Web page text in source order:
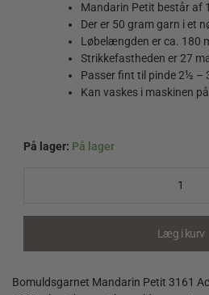
Mandarin Petit består af
Der er 50 gram garn i et
Løbelængden er ca. 180
Strikkefastheden er 27
Passer fint til pinde 2½ –
Kan vaskes i maskinen
På lager: På lager
Mandarin
Læg i kurv
Bomuldsgarnet Mandarin Petit 3161